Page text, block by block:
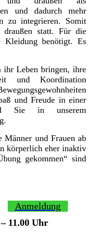
und dadurch mehr
zu integrieren. Somit
statt. Für die
Kleidung benötigt. Es
ihr Leben bringen, ihre
und Koordination
und Freude in einer
Sie in unserem
Männer und Frauen ab
körperlich eher inaktiv
gekommen“ sind
Anmeldung
11.00 Uhr